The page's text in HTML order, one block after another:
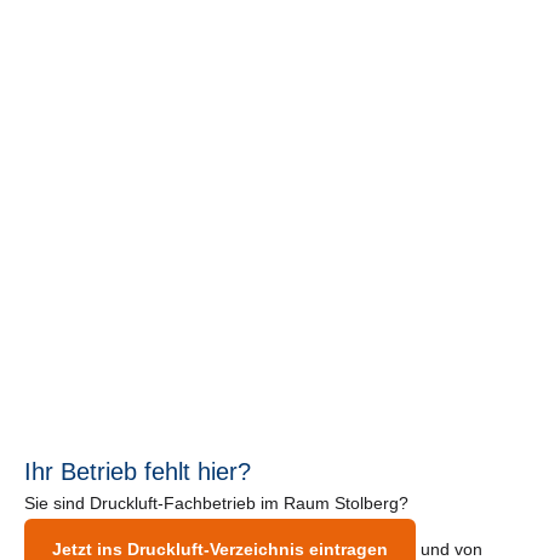
Ihr Betrieb fehlt hier?
Sie sind Druckluft-Fachbetrieb im Raum Stolberg?
Jetzt ins Druckluft-Verzeichnis eintragen und von